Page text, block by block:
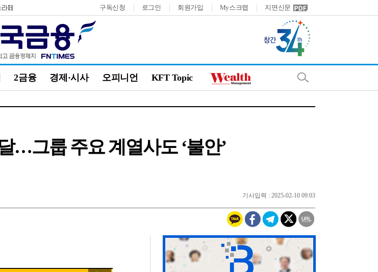
구독신청 로그인 회원가입 My스크랩 지면신문
2금융 경제·시사 오피니언 KFT Topic
…그룹 주요 계열사도 ‘불안’
기사입력 : 2025-02-10 09:03